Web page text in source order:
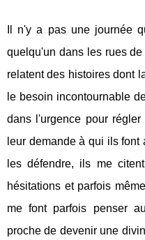
Il n'y a pas une journée
quelqu'un dans les rues
relatent des histoires dont
le besoin incontournable
dans l'urgence pour
leur demande à qui ils
les défendre, ils me
hésitations et parfois
me font parfois penser
proche de devenir une